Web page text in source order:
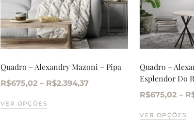
Quadro – Alexandry Mazoni – Pipa
R$675,02 – R$2.394,37
VER OPÇÕES
Quadro –
Esplendor Do
R$675,02 –
VER OPÇÕES